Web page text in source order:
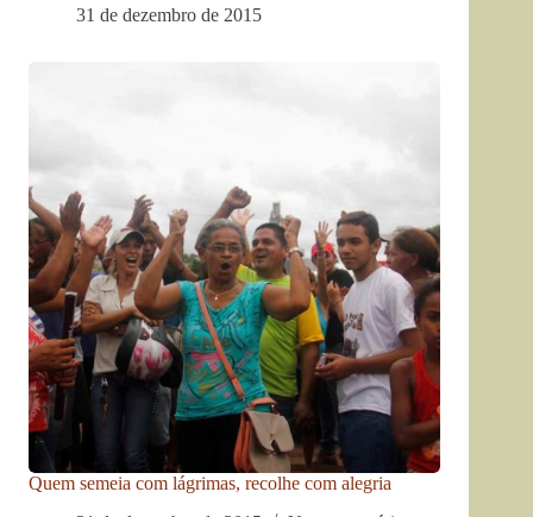
31 de dezembro de 2015
Quem semeia com lágrimas, recolhe com alegria